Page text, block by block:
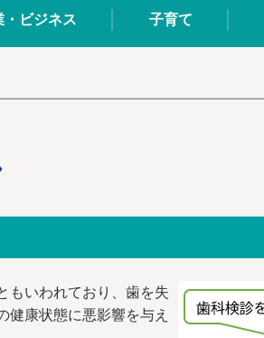
・ビジネス 子育て
もいわれており、歯を失
健康状態に悪影響を与え